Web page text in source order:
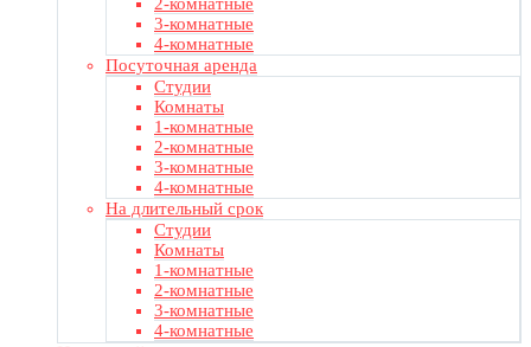
3-комнатные
4-комнатные
Посуточная аренда
Студии
Комнаты
1-комнатные
2-комнатные
3-комнатные
4-комнатные
На длительный срок
Студии
Комнаты
1-комнатные
2-комнатные
3-комнатные
4-комнатные